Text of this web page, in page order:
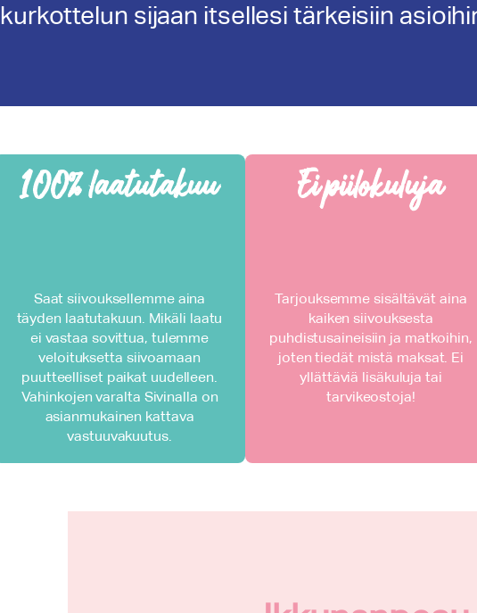
kurkottelun sijaan itsellesi tärkeisiin
100% laatutakuu
Saat siivouksellemme aina
täyden laatutakuun. Mikäli laatu
ei vastaa sovittua, tulemme
veloituksetta siivoamaan
puutteelliset paikat uudelleen.
Vahinkojen varalta Sivinalla on
asianmukainen kattava
vastuuvakuutus.
Ei piilokuluja
Tarjouksemme sisältävät aina
kaiken siivouksesta
puhdistusaineisiin ja matkoihin,
joten tiedät mistä maksat. Ei
yllättäviä lisäkuluja tai
tarvikeostoja!